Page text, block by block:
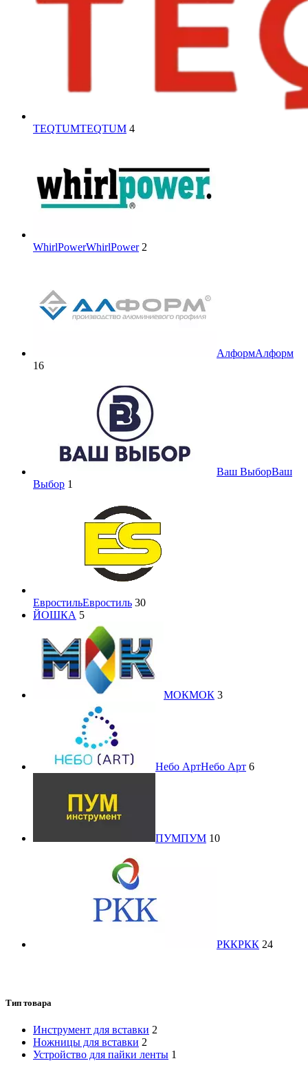
TEQTUMTEQTUM 4
WhirlPowerWhirlPower 2
АлформАлформ
16
Ваш ВыборВаш
Выбор 1
ЕвростильЕвростиль 30
ЙОШКА 5
МОКМОК 3
Небо АртНебо Арт 6
ПУМПУМ 10
РККРКК 24
Тип товара
Инструмент для вставки 2
Ножницы для вставки 2
Устройство для пайки ленты 1